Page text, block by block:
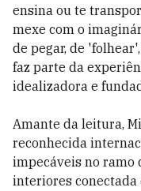
ensina ou te
mexe com o
de pegar, de
faz parte da
idealizadora e
Amante da leitura,
reconhecida
impecáveis no ramo
interiores conectada